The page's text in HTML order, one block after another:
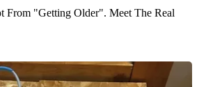
From "Getting Older". Meet The Real